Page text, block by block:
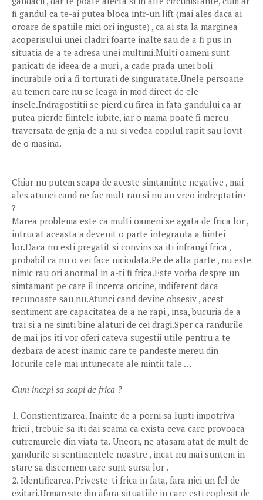
fi gandul ca te-ai putea bloca intr-un lift (mai ales daca ai
oroare de spatiile mici ori inguste) , ca ai sta la marginea
acoperisului unei cladiri foarte inalte sau de a fi pus in
situatia de a te adresa unei multimi.Multi oameni sunt
panicati de ideea de a muri , a cade prada unei boli
incurabile ori a fi torturati de singuratate.Unele persoane
au temeri care nu se leaga in mod direct de ele
insele.Indragostitii se pierd cu firea in fata gandului ca ar
putea pierde fiintele iubite, iar o mama poate fi mereu
traversata de grija de a nu-si vedea copilul rapit sau lovit
de o masina.
Chiar nu putem scapa de aceste simtaminte negative , mai
ales atunci cand ne fac mult rau si nu au vreo indreptatire
?
Marea problema este ca multi oameni se agata de frica lor ,
intrucat aceasta a devenit o parte integranta a fiintei
lor.Daca nu esti pregatit si convins sa iti infrangi frica ,
probabil ca nu o vei face niciodata.Pe de alta parte , nu este
nimic rau ori anormal in a-ti fi frica.Este vorba despre un
simtamant pe care il incerca oricine, indiferent daca
recunoaste sau nu.Atunci cand devine obsesiv , acest
sentiment are capacitatea de a ne rapi , insa, bucuria de a
trai si a ne simti bine alaturi de cei dragi.Sper ca randurile
de mai jos iti vor oferi cateva sugestii utile pentru a te
dezbara de acest inamic care te pandeste mereu din
locurile cele mai intunecate ale mintii tale …
Cum incepi sa scapi de frica ?
1. Constientizarea. Inainte de a porni sa lupti impotriva
fricii , trebuie sa iti dai seama ca exista ceva care provoaca
cutremurele din viata ta. Uneori, ne atasam atat de mult de
gandurile si sentimentele noastre , incat nu mai suntem in
stare sa discernem care sunt sursa lor .
2. Identificarea. Priveste-ti frica in fata, fara nici un fel de
ezitari.Urmareste din afara situatiile in care esti coplesit de